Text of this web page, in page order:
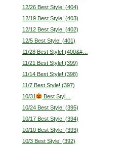
12/26 Best Style! (404)
12/19 Best Style! (403)
12/12 Best Style! (402)
12/5 Best Style! (401)
11/28 Best Style! (400&#…
11/21 Best Style! (399)
11/14 Best Style! (398)
11/7 Best Style! (397)
10/31
Best Styl…
10/24 Best Style! (395)
10/17 Best Style! (394)
10/10 Best Style! (393)
10/3 Best Style! (392)